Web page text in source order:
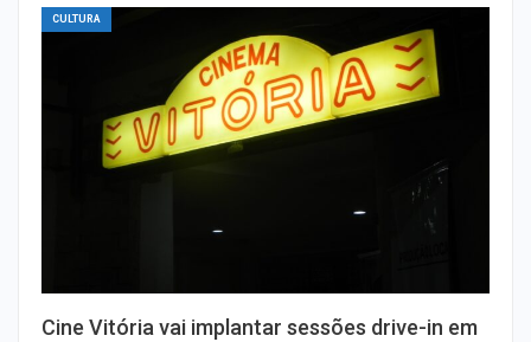
CULTURA
Cine Vitória vai implantar sessões drive-in em